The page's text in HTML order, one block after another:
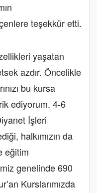
teşekkür etti.
yaşatan
azdır. Öncelikle
bu kursa
ediyorum. 4-6
İşleri
halkımızın da
eğitim
genelinde 690
Kurslarımızda